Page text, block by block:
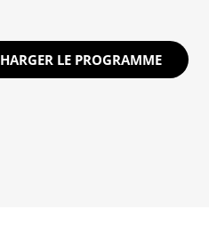
LE PROGRAMME